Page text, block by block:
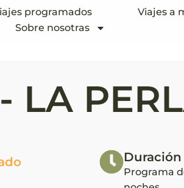
programados Viajes a
Sobre nosotras
LA
Duración
Programa